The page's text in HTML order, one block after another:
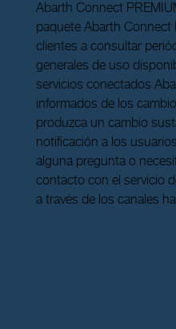
Abarth Connect
paquete Abarth Connect
clientes a consultar
generales de uso
servicios conectados
informados de los
produzca un cambio
notificación a los
alguna pregunta o
contacto con el servicio
a través de los canales